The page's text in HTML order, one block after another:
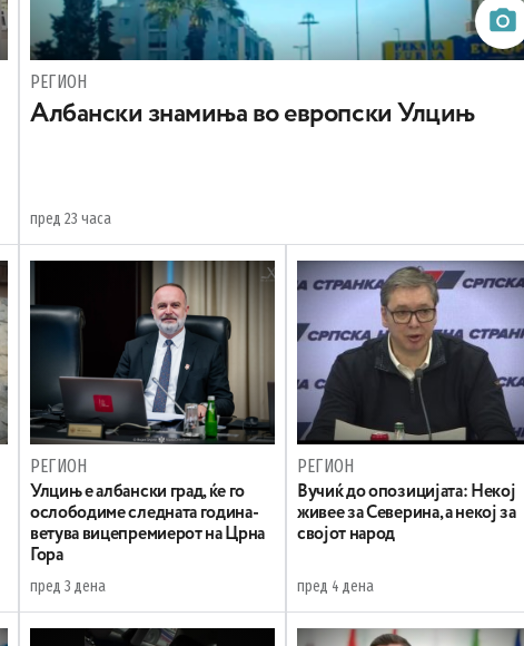
РЕГИОН
Aлбански знамиња во европски Улцињ
пред 23 часа
РЕГИОН
Улцињ е албански град, ќе го
ослободиме следната година-
ветува вицепремиерот на Црна
Гора
пред 3 дена
РЕГИОН
Вучиќ до опозицијата: Некој
живее за Северина, а некој за
својот народ
пред 4 дена